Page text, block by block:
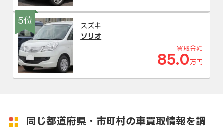
5位
スズキ
ソリオ
買取金額
85.0 万円
同じ都道府県・市町村の車買取情報を調